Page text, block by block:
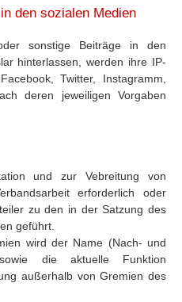
den sozialen Medien
sonstige Beiträge in den
hinterlassen, werden ihre IP-
Twitter, Instagramm,
deren jeweiligen Vorgaben
und zur Vebreitung von
erforderlich oder
zu den in der Satzung des
geführt.
wird der Name (Nach- und
die aktuelle Funktion
außerhalb von Gremien des